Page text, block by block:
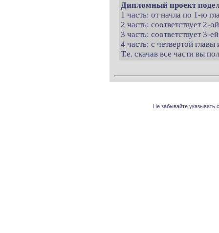
Дипломный проект
1 часть: от начла по 1-ю
2 часть: соответствует 2-
3 часть: соответствует 3-
4 часть: с четвертой
Т.е. скачав все части вы
Не забывайте указывать